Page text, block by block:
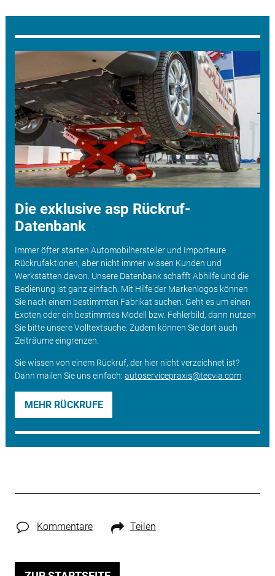
Die exklusive asp Rückruf-
Datenbank
Immer öfter starten Automobilhersteller und Importeure
Rückrufaktionen, aber nicht immer wissen Kunden und
Werkstätten davon. Unsere Datenbank schafft Abhilfe und die
Bedienung ist ganz einfach: Mit Hilfe der Markenlogos können
Sie nach einem bestimmten Fabrikat suchen. Geht es um einen
Exoten oder ein bestimmtes Modell bzw. Fehlerbild, dann nutzen
Sie bitte unsere Volltextsuche. Zudem können Sie dort auch
Zeiträume eingrenzen.
Sie wissen von einem Rückruf, der hier nicht verzeichnet ist?
Dann mailen Sie uns einfach: autoservicepraxis@tecvia.com
MEHR RÜCKRUFE
Kommentare Teilen